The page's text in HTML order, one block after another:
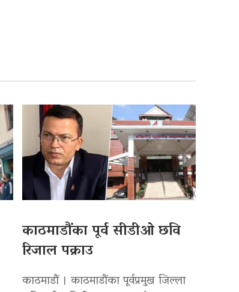
काठमाडौंका पूर्व सीडीओ छवि
रिजाल पक्राउ
काठमाडौं । काठमाडौंका पूर्वप्रमुख जिल्ला